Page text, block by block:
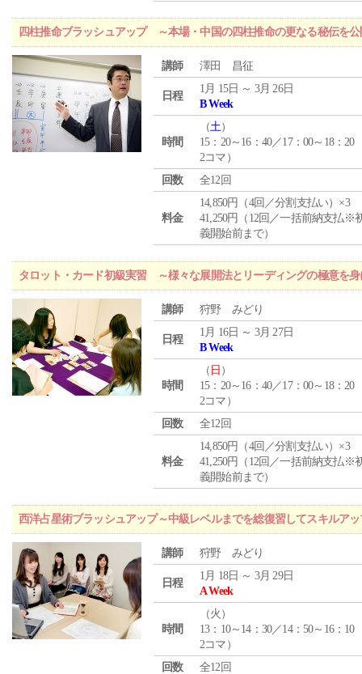
四柱推命ブラッシュアップ ～本場・中国の四柱推命の更なる秘伝を
講師 澤田 昌征
日程
1月 15日 ～ 3月 26日
B Week
時間
（土）
15：20～16：40／17：00～18：20
2コマ）
回数
全12回
料金
14,850円（4回／分割支払い）×3
41,250円（12回／一括前納支払※
義開始前まで）
タロット・カード初級実習 ～様々な展開法とリーディングの極意を身
講師 狩野 みどり
日程
1月 16日 ～ 3月 27日
B Week
時間
（ 日 ）
15：20～16：40／17：00～18：20
2コマ）
回数
全12回
料金
14,850円（4回／分割支払い）×3
41,250円（12回／一括前納支払※
義開始前まで）
西洋占星術ブラッシュアップ～中級レベルまでを総復習してスキルア
講師 狩野 みどり
日程
1月 18日 ～ 3月 29日
A Week
時間
（火 ）
13：10～14：30／14：50～16：10
2コマ）
回数
全12回